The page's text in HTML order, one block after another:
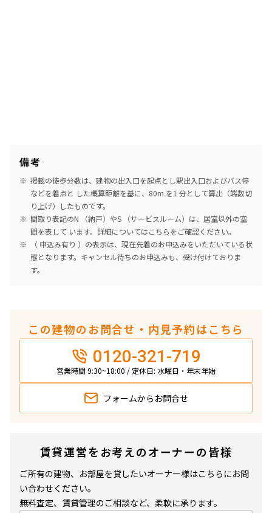
備考
掲載の徒歩分数は、建物の出入口を起点とし駅出入口およびバス停
などを着点と した概算距離を基に、80m を1 分として算出（端数切
り上げ）したものです。
間取り表記のN （納戸）やS （サービスルーム）は、居室以外の空
間を表して います。詳細についてはこちらをご確認ください。
（ 申込み有り ）の表示は、現在先着のお申込みをいただいている状
態となります。キャンセル待ちのお申込みも、受け付けておりま
す。
この建物のお問合せ・内見予約はこちら
0120-321-719
営業時間 9:30~18:00 / 定休日: 水曜日・年末年始
フォームから お問合せ
賃貸運営をお考えのオーナーの皆様
ご所有の建物、お部屋を貸したいオーナー様はこちらにお問
い合わせください。
無料査定、賃貸管理のご相談など、柔軟に承ります。